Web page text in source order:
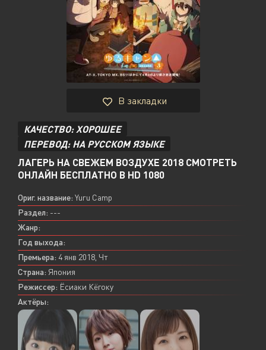
В закладки
КАЧЕСТВО: ХОРОШЕЕ
ПЕРЕВОД: НА РУССКОМ ЯЗЫКЕ
ЛАГЕРЬ НА СВЕЖЕМ ВОЗДУХЕ 2018 СМОТРЕТЬ
ОНЛАЙН БЕСПЛАТНО В HD 1080
Ориг. название: Yuru Camp
Раздел: ---
Жанр:
Год выхода:
Премьера: 4 янв 2018, Чт
Страна: Япония
Режиссер: Ёсиаки Кёгоку
Актёры: